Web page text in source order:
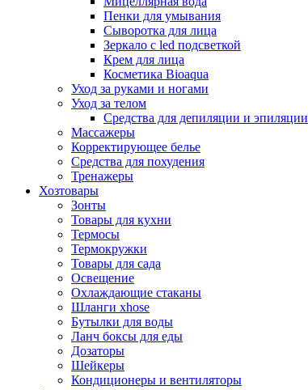
Пенки для умывания
Сыворотка для лица
Зеркало с led подсветкой
Крем для лица
Косметика Bioaqua
Уход за руками и ногами
Уход за телом
Средства для депиляции и эпиляции
Массажеры
Корректирующее белье
Средства для похудения
Тренажеры
Хозтовары
Зонты
Товары для кухни
Термосы
Термокружки
Товары для сада
Освещение
Охлаждающие стаканы
Шланги xhose
Бутылки для воды
Ланч боксы для еды
Дозаторы
Шейкеры
Кондиционеры и вентиляторы